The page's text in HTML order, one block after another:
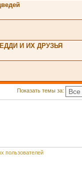
И ИХ ДРУЗЬЯ
Показать темы за:
пользователей